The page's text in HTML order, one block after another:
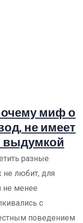
миф о
не имеет
выдумкой
разные
не любит, для
не менее
с
поведением